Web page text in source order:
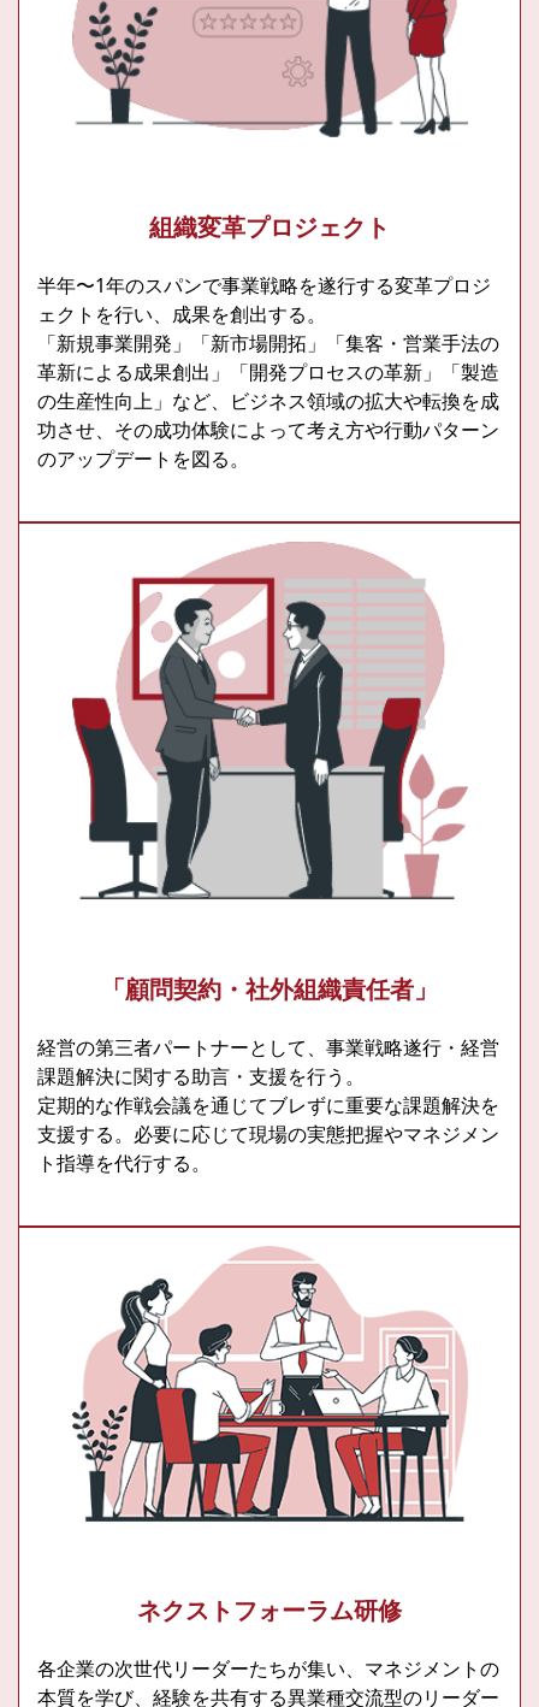
組織変革プロジェクト
半年〜1年のスパンで事業戦略を遂行する変革プロジ
ェクトを行い、成果を創出する。
「新規事業開発」「新市場開拓」「集客・営業手法の
革新による成果創出」「開発プロセスの革新」「製造
の生産性向上」など、ビジネス領域の拡大や転換を成
功させ、その成功体験によって考え方や行動パターン
のアップデートを図る。
「顧問契約・社外組織責任者」
経営の第三者パートナーとして、事業戦略遂行・経営
課題解決に関する助言・支援を行う。
定期的な作戦会議を通じてブレずに重要な課題解決を
支援する。必要に応じて現場の実態把握やマネジメン
ト指導を代行する。
ネクストフォーラム研修
各企業の次世代リーダーたちが集い、マネジメントの
本質を学び、経験を共有する異業種交流型のリーダー